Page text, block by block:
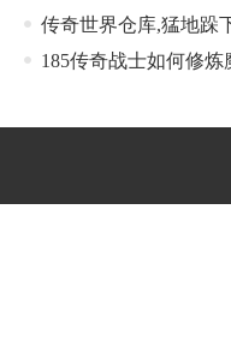
传奇世界仓库,猛地跺
185传奇战士如何修炼